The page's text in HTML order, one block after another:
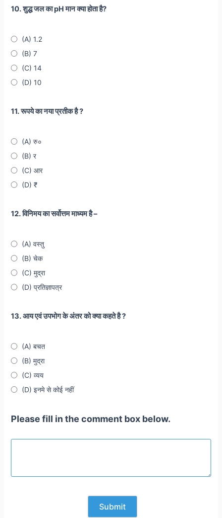
10. शुद्ध जल का pH मान क्या होता है?
(A) 1.2
(B) 7
(C) 14
(D) 10
11. रूपये का नया प्रतीक है ?
(A) रु०
(B) र
(C) आर
(D) ₹
12. विनिमय का सर्वोत्तम माध्यम है –
(A) वस्तु
(B) चेक
(C) मुद्रा
(D) प्रतिज्ञापत्र
13. आय एवं उपभोग के अंतर को क्या कहते है ?
(A) बचत
(B) मुद्रा
(C) व्यय
(D) इनमे से कोई नहीं
Please fill in the comment box below.